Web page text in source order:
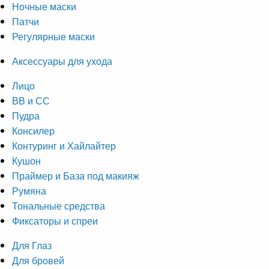
Ночные маски
Патчи
Регулярные маски
Аксессуары для ухода
Лицо
ВВ и СС
Пудра
Консилер
Контуринг и Хайлайтер
Кушон
Праймер и База под макияж
Румяна
Тональные средства
Фиксаторы и спреи
Для Глаз
Для бровей